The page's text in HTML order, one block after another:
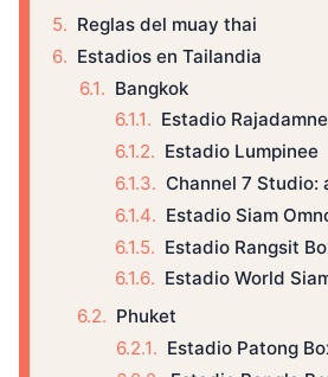
Reglas del muay thai
Estadios en Tailandia
Bangkok
Estadio
Estadio Lumpinee
Channel 7 Studio:
Estadio Siam
Estadio Rangsit
Estadio World
Phuket
Estadio Patong